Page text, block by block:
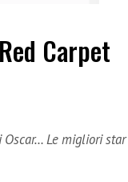
Carpet
Le migliori star